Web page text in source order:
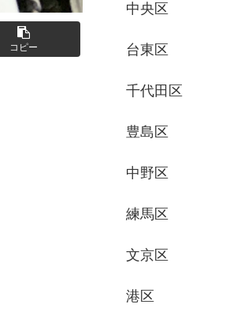
コピー
中央区
台東区
千代田区
豊島区
中野区
練馬区
文京区
港区